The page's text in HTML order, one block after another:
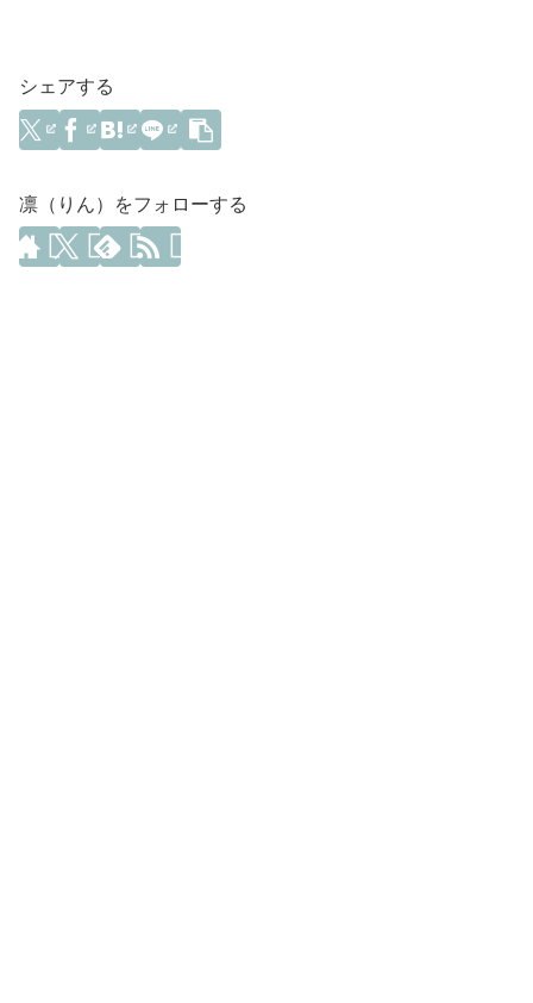
シェアする
凛（りん）をフォローする